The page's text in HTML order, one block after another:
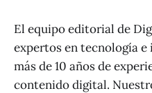
El equipo editorial de
expertos en tecnología
más de 10 años de
contenido digital.